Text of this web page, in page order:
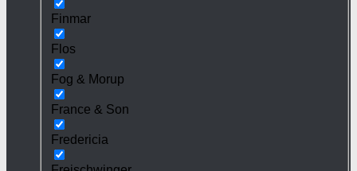
Finmar
Flos
Fog & Morup
France & Son
Fredericia